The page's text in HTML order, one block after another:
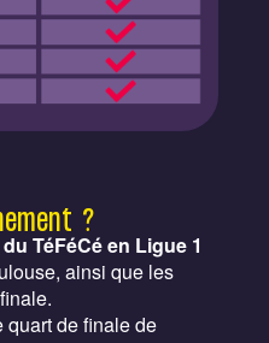
?
TéFéCé en Ligue 1
ainsi que les
quart de finale de